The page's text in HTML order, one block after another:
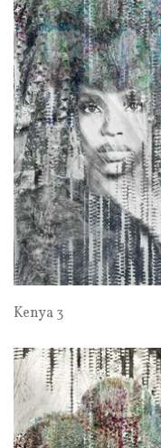
Kenya 3